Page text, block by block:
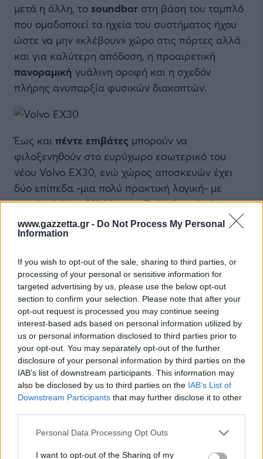
www.gazzetta.gr - Do Not Process My Personal
Information
If you wish to opt-out of the sale, sharing to third parties, or
processing of your personal or sensitive information for
targeted advertising by us, please use the below opt-out
section to confirm your selection. Please note that after your
opt-out request is processed you may continue seeing
interest-based ads based on personal information utilized by
us or personal information disclosed to third parties prior to
your opt-out. You may separately opt-out of the further
disclosure of your personal information by third parties on the
IAB’s list of downstream participants. This information may
also be disclosed by us to third parties on the IAB’s List of
Downstream Participants that may further disclose it to other
Please note that this website/app uses one or more Google
not limited to your visit or usage behaviour. You may click to
Personal Data Processing Opt Outs
I want to opt-out of the Sharing of my
μετά η άλλη, το soundbar στη βάση του ταμπλό
που ομαδοποιεί τα ηχεία του συστήματος ήχου
ώστε να μην «κλέβουν» χώρο στις πόρτες αλλά
και για καλύτερη απόδοση, η προαιρετική
πανοραμική γυάλινη οροφή και η σχεδόν
πλήρης ανυπαρξία φυσικών διακοπτών.
Έως και πέντε επιβάτες μπορούν να
φιλοξενηθούν στο ευρύχωρο εσωτερικό του
νέου Volvo EX30, ενώ χώρος αποσκευών έχει
δύο επίπεδα -μια πολύ πρακτική λογική- με
συνολικό όγκο318 λίτρων. Πολύ θετική είναι και
η ύπαρξη χώρου αποθήκευσης και κάτω από το
εμπρός καπό (frunk), ο οποίος έχει όγκο 7 λίτρα.
Απαράμιλλη απόδοση και
αποδοτικότητα
ΤοVolvo EX30διατίθεται σε τρεις εκδόσεις από
άποψη μηχανικής συγκρότησης, τιςSingle
Motor,Single Motor Extended RangeκαιTwin
Motor Performance. Κοινός παρονομαστής των
δύο πρώτων είναι ο ηλεκτρικός κινητήρας των
270 ίππωνμέγιστης ισχύος και των 343 Nm
μέγιστης ροπής, ενώ σε επίπεδο αυτονομίας η